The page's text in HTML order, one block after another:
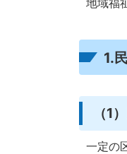
地域福
1.
（1
一定の